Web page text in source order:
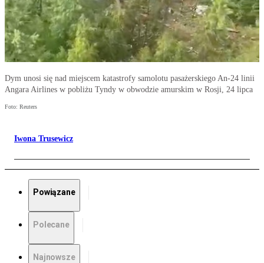
Dym unosi się nad miejscem katastrofy samolotu pasażerskiego An-24 linii
Angara Airlines w pobliżu Tyndy w obwodzie amurskim w Rosji, 24 lipca
Foto: Reuters
Iwona Trusewicz
Powiązane
Polecane
Najnowsze